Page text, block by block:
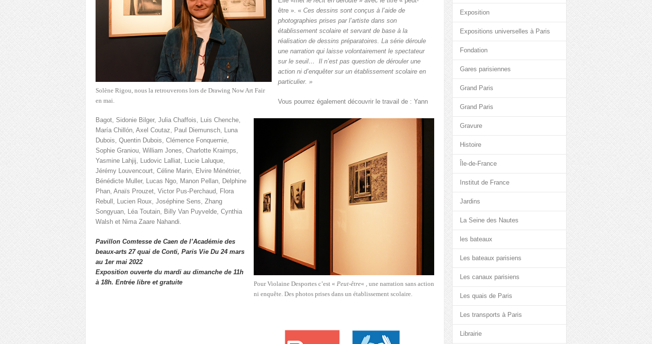
Solène Rigou, nous la retrouverons lors de Drawing Now Art Fair
en mai.
être ». « Ces dessins sont conçus à l’aide de
photographies prises par l’artiste dans son
établissement scolaire et servant de base à la
réalisation de dessins préparatoires. La série déroule
une narration qui laisse volontairement le spectateur
sur le seuil… Il n’est pas question de dérouler une
action ni d’enquêter sur un établissement scolaire en
particulier. »
Pour Violaine Desportes c’est « Peut-être« , une narration sans action
ni enquête. Des photos prises dans un établissement scolaire.
Vous pourrez également découvrir le travail de : Yann
Bagot, Sidonie Bilger, Julia Chaffois, Luis Chenche,
María Chillón, Axel Coutaz, Paul Diemunsch, Luna
Dubois, Quentin Dubois, Clémence Fonquernie,
Sophie Graniou, William Jones, Charlotte Kraimps,
Yasmine Lahjij, Ludovic Lalliat, Lucie Laluque,
Jérémy Louvencourt, Céline Marin, Elvire Ménétrier,
Bénédicte Muller, Lucas Ngo, Manon Pellan, Delphine
Phan, Anaïs Prouzet, Victor Pus-Perchaud, Flora
Rebull, Lucien Roux, Joséphine Sens, Zhang
Songyuan, Léa Toutain, Billy Van Puyvelde, Cynthia
Walsh et Nima Zaare Nahandi.
Pavillon Comtesse de Caen de l’Académie des
beaux-arts 27 quai de Conti, Paris Vie Du 24 mars
au 1er mai 2022
Exposition ouverte du mardi au dimanche de 11h
à 18h. Entrée libre et gratuite
Exposition
Expositions universelles à Paris
Fondation
Gares parisiennes
Grand Paris
Grand Paris
Gravure
Histoire
Île-de-France
Institut de France
Jardins
La Seine des Nautes
les bateaux
Les bateaux parisiens
Les canaux parisiens
Les quais de Paris
Les transports à Paris
Librairie